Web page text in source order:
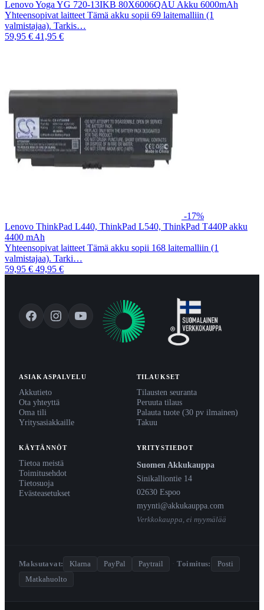
Lenovo Yoga YG 720-13IKB 80X6006QAU Akku 6000mAh
Yhteensopivat laitteet Tämä akku sopii 69 laitemalliin (1
valmistajaa). Tarkis…
59,95 € 41,95 €
-17%
Lenovo ThinkPad L440, ThinkPad L540, ThinkPad T440P akku
4400 mAh
Yhteensopivat laitteet Tämä akku sopii 168 laitemalliin (1
valmistajaa). Tarki…
59,95 € 49,95 €
ASIAKASPALVELU
Akkutieto
Ota yhteyttä
Oma tili
Yritysasiakkaille
TILAUKSET
Tilausten seuranta
Peruuta tilaus
Palauta tuote (30 pv ilmainen)
Takuu
KÄYTÄNNÖT
Tietoa meistä
Toimitusehdot
Tietosuoja
Evästeasetukset
YRITYSTIEDOT
Suomen Akkukauppa
Sinikalliontie 14
02630 Espoo
myynti@akkukauppa.com
Verkkokauppa, ei myymälää
Maksutavat: Klarna PayPal Paytrail · Toimitus:
Posti
Matkahuolto